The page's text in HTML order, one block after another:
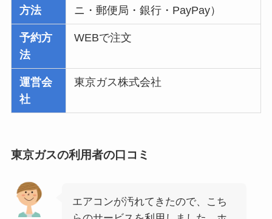
方法
ニ・郵便局・銀行・PayPay）
予約方
法
WEBで注文
運営会
社
東京ガス株式会社
東京ガスの利用者の口コミ
エアコンが汚れてきたので、こち